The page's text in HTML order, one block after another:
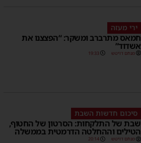
ירי מעזה
חמאס מתרברב ומשקר: “הפצצנו את
אשדוד”
מנחם דויטש 19:33
סיכום חדשות השבת
שבת של התלקחות: הסרטון של החטוף,
הטילים וההחלטה הדרמטית בממשלה
מנחם דויטש 20:14